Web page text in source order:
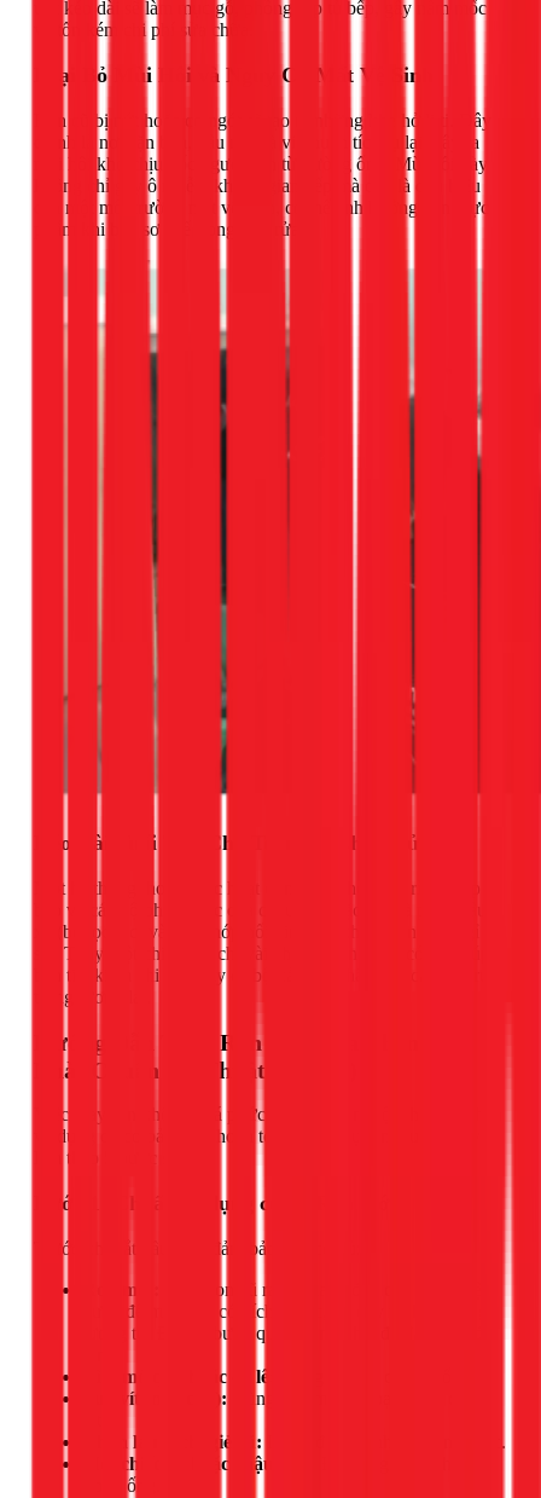
ướt kéo dài sẽ làm mục gỗ, phồng rộp tủ bếp, gây nấm mốc
và tốn kém chi phí sửa chữa.
Loại Bỏ Mùi Hôi và Nguy Cơ Mất Vệ Sinh
Ron cũ bị nứt hoặc co ngót sẽ tạo ra những khe hở li ti. Đây
chính là nơi cặn bẩn, dầu mỡ và vi khuẩn tích tụ lại, gây ra
mùi hôi khó chịu bốc ngược lên từ đường ống. Mùi hôi này
không chỉ gây ô nhiễm không gian bếp mà còn là dấu hiệu
của một môi trường mất vệ sinh, có thể ảnh hưởng đến thực
phẩm khi bạn sơ chế trong bồn rửa.
Kéo Dài Tuổi Thọ Cho Toàn Bộ Chậu Rửa
Một hệ thống thoát nước hoạt động tốt, không rò rỉ sẽ giúp
bảo vệ các bộ phận khác của chậu rửa, đặc biệt là phần bầu
xả (bộ lọc rác) và các khớp nối kim loại khỏi bị ăn mòn, gỉ
sét. Thay một chiếc ron chỉ vài chục nghìn đồng có thể giúp
bạn tiết kiệm chi phí thay cả bộ xả hoặc thậm chí cả chậu rửa
trong tương lai.
Hướng Dẫn Thay Ron Bồn Rửa Chén Tại
Nhà (Chuẩn Kỹ Thuật 1Fix.vn)
Việc thay ron không quá phức tạp. Chỉ cần một chút cẩn thận
và dụng cụ cơ bản, bạn hoàn toàn có thể tự làm được. Hãy
làm theo 5 bước sau:
Bước 1: Chuẩn bị dụng cụ và Ron mới
Trước khi bắt đầu, hãy đảm bảo bạn có đủ:
Ron mới:
Tháo ron cũ ra và mang đến cửa hàng điện
nước để mua loại có kích thước, độ dày và hình dáng
tương tự. Đây là bước quan trọng nhất để đảm bảo độ
Kìm mỏ quạ hoặc cờ lê:
Tua vít (nếu cần): Dùng cho một số loại bộ xả có ốc
Khăn lau sạch, giẻ cũ: Dùng để vệ sinh và thấm nước.
Một chiếc xô hoặc chậu nhỏ:
trong ống.